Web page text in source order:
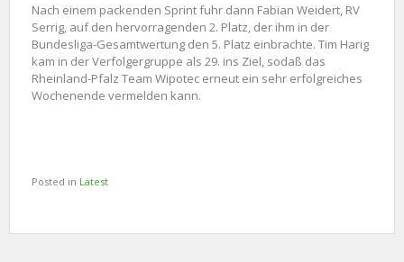
Nach einem packenden Sprint fuhr dann Fabian Weidert, RV
Serrig, auf den hervorragenden 2. Platz, der ihm in der
Bundesliga-Gesamtwertung den 5. Platz einbrachte. Tim Harig
kam in der Verfolgergruppe als 29. ins Ziel, sodaß das
Rheinland-Pfalz Team Wipotec erneut ein sehr erfolgreiches
Wochenende vermelden kann.
Posted in Latest